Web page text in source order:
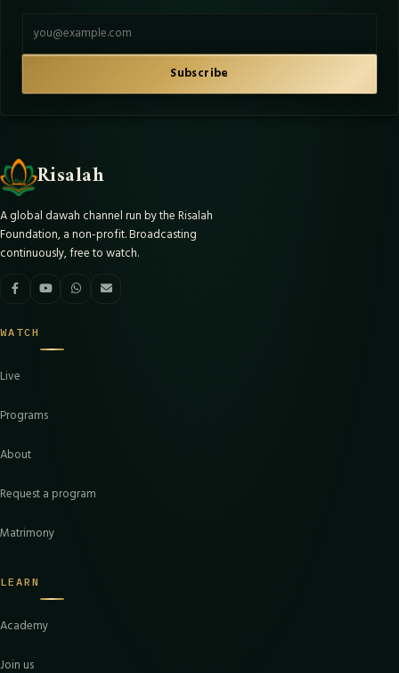
Subscribe
Risalah
A global dawah channel run by the Risalah
Foundation, a non-profit. Broadcasting
continuously, free to watch.
WATCH
Live
Programs
About
Request a program
Matrimony
LEARN
Academy
Join us